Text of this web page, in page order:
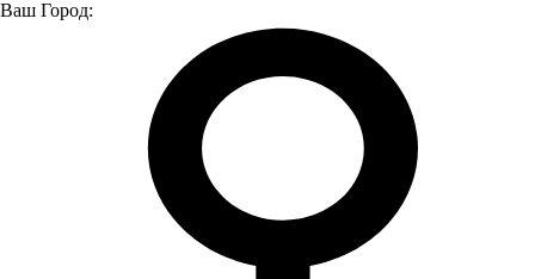
Ваш Город:
Главная страница
Модельный ряд